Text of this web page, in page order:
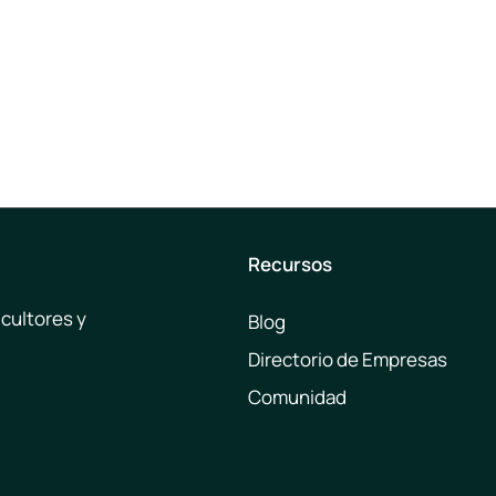
y
Recursos
Blog
Directorio de Empresas
Comunidad